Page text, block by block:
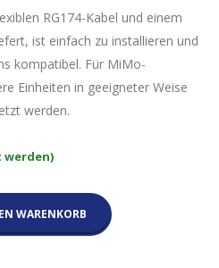
RG174-Kabel und einem
ist einfach zu installieren und
kompatibel. Für MiMo-
Einheiten in geeigneter Weise
werden.
WARENKORB